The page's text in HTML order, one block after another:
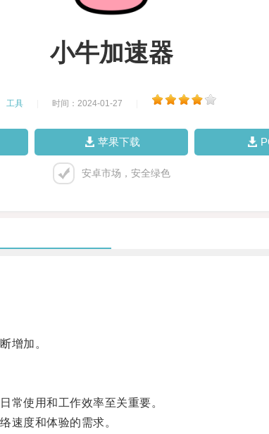
小牛加速器
工具 时间：2024-01-27
苹果下载
安卓市场，安全绿色
增加。
使用和工作效率至关重要。
度和体验的需求。